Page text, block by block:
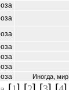
Иногда,